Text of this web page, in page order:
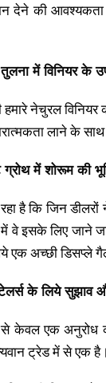
देने की
में विनियर के
हमारे नेचुरल
लाने के
ग्रोथ में शोरूम की
है कि जिन
में वे इसके लिए जाने
एक अच्छी डिसप्ले
के लिये सुझाव
से केवल एक अनुरोध
ट्रेड में से एक है।